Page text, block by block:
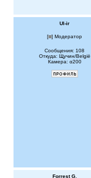
Ul-ir
[ ] Модератор
Сообщения: 108
Откуда: Щучин/België
Камера: α200
Forrest G.